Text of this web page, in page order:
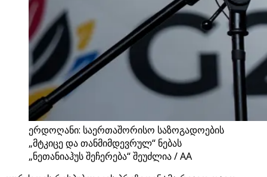
ერდოღანი: საერთაშორისო საზოგადოების
„მტკიცე და თანმიმდევრულ“ ნებას
„ნეთანიაჰუს შეჩერება“ შეუძლია / AA